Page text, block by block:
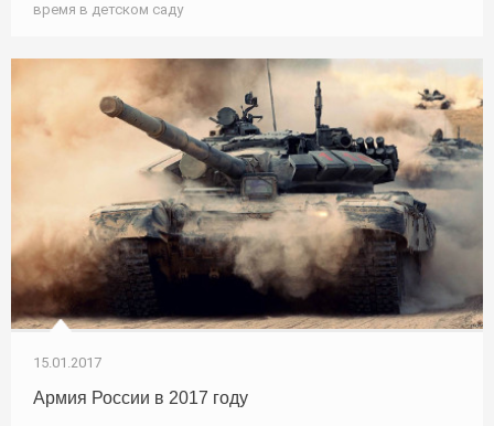
время в детском саду
15.01.2017
Армия России в 2017 году